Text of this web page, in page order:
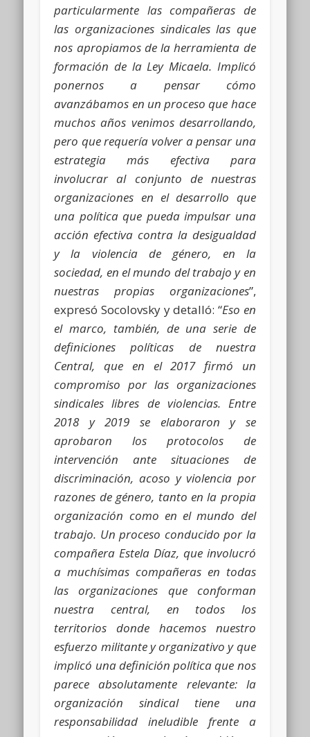
particularmente las compañeras de
las organizaciones sindicales las que
nos apropiamos de la herramienta de
formación de la Ley Micaela. Implicó
ponernos a pensar cómo
avanzábamos en un proceso que hace
muchos años venimos desarrollando,
pero que requería volver a pensar una
estrategia más efectiva para
involucrar al conjunto de nuestras
organizaciones en el desarrollo que
una política que pueda impulsar una
acción efectiva contra la desigualdad
y la violencia de género, en la
sociedad, en el mundo del trabajo y en
nuestras propias organizaciones”,
expresó Socolovsky y detalló: “Eso en
el marco, también, de una serie de
definiciones políticas de nuestra
Central, que en el 2017 firmó un
compromiso por las organizaciones
sindicales libres de violencias. Entre
2018 y 2019 se elaboraron y se
aprobaron los protocolos de
intervención ante situaciones de
discriminación, acoso y violencia por
razones de género, tanto en la propia
organización como en el mundo del
trabajo. Un proceso conducido por la
compañera Estela Díaz, que involucró
a muchísimas compañeras en todas
las organizaciones que conforman
nuestra central, en todos los
territorios donde hacemos nuestro
esfuerzo militante y organizativo y que
implicó una definición política que nos
parece absolutamente relevante: la
organización sindical tiene una
responsabilidad ineludible frente a